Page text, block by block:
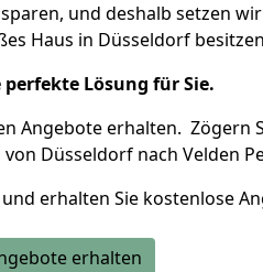
und deshalb setzen
Haus in Düsseldorf
Lösung für Sie.
Angebote erhalten. Zögern
Düsseldorf nach Velden
und erhalten Sie kostenlose
erhalten